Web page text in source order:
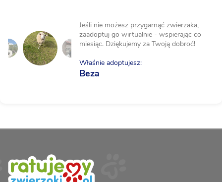
Jeśli nie możesz przygarnąć zwierzaka,
zaadoptuj go wirtualnie - wspierając co
miesiąc. Dziękujemy za Twoją dobroć!
Właśnie adoptujesz:
Beza